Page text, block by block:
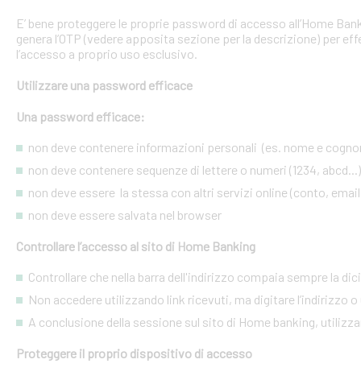
E’ bene proteggere le proprie password di accesso all’Home
genera l’OTP (vedere apposita sezione per la descrizione) per
l’accesso a proprio uso esclusivo.
Utilizzare una password efficace
Una password efficace:
non deve contenere informazioni personali (es. nome e
non deve contenere sequenze di lettere o numeri (1234, abcd...)
non deve essere la stessa con altri servizi online (conto,
non deve essere salvata nel browser
Controllare l’accesso al sito di Home Banking
Controllare che nella barra dell'indirizzo compaia sempre la
Non accedere utilizzando link ricevuti, ma digitare l’indirizzo
A conclusione della sessione sul sito di Home banking,
Proteggere il proprio dispositivo di accesso